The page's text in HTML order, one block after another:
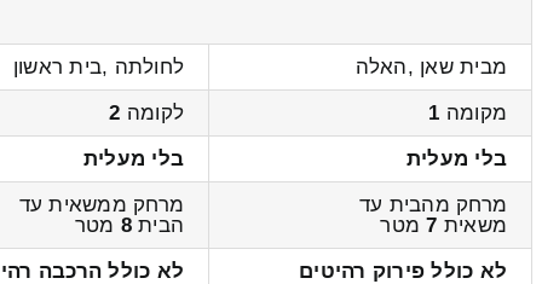
מבית שאן ,האלה
לחולתה ,בית ראשון
מקומה 1 לקומה 2
בלי מעלית
בלי מעלית
מרחק מהבית עד
משאית 7מטר
מרחק ממשאית עד
הבית8 מטר
לא כולל פירוק רהיטים
לא כולל הרכבה